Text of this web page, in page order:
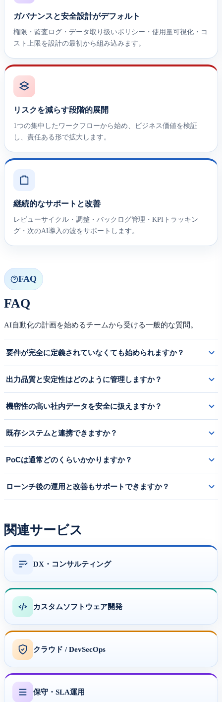
ガバナンスと安全設計がデフォルト
権限・監査ログ・データ取り扱いポリシー・使用量可視化・コ
スト上限を設計の最初から組み込みます。
リスクを減らす段階的展開
1つの集中したワークフローから始め、ビジネス価値を検証
し、責任ある形で拡大します。
継続的なサポートと改善
レビューサイクル・調整・バックログ管理・KPIトラッキン
グ・次のAI導入の波をサポートします。
FAQ
FAQ
AI自動化の計画を始めるチームから受ける一般的な質問。
要件が完全に定義されていなくても始められますか？
オプションを検証します。
出力品質と安定性はどのように管理しますか？
認フォールバックパスを定義します。
機密性の高い社内データを安全に扱えますか？
ログ・使用量可視化をソリューションに組み込みます。
既存システムと連携できますか？
ーフェースを必要に応じて設計します。
PoCは通常どのくらいかかりますか？
まれます。
ローンチ後の運用と改善もサポートできますか？
関連サービス
DX・コンサルティング
カスタムソフトウェア開発
クラウド / DevSecOps
保守・SLA運用